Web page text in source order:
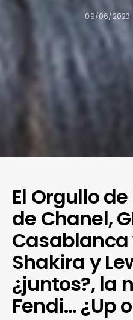
09/06/2023
El Orgullo de
de Chanel,
Casablanca
Shakira y
¿juntos?, la
Fendi… ¿Up